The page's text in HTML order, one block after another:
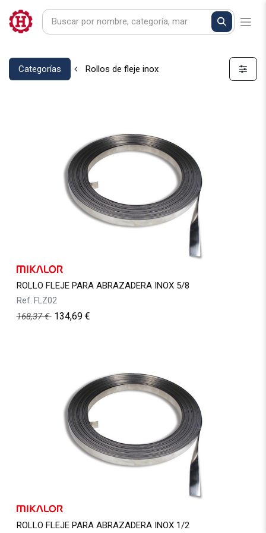
Categorías Rollos de fleje inox
ROLLO FLEJE PARA ABRAZADERA INOX 5/8
Ref. FLZ02
168,37€ 134,69€
ROLLO FLEJE PARA ABRAZADERA INOX 1/2